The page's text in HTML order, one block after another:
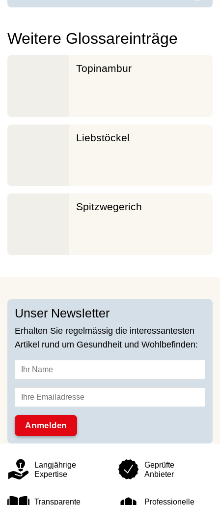
Weitere Glossareinträge
Topinambur
Liebstöckel
Spitzwegerich
Unser Newsletter
Erhalten Sie regelmässig die interessantesten
Artikel rund um Gesundheit und Wohlbefinden:
Langjährige
Expertise
Geprüfte
Anbieter
Transparente
Professionelle